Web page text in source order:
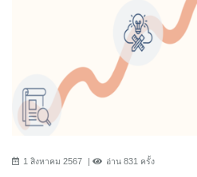
1 สิงหาคม 2567 อ่าน 831 ครั้ง